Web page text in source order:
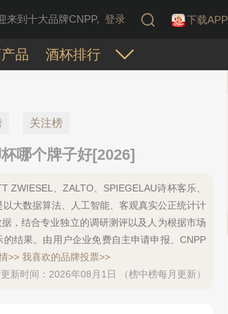
来到十大品牌CNPP, 登录 下载APP
品 酒杯排行
关注榜
哪个牌子好[2026]
ZWIESEL、ZALTO、SPIEGELAU诗杯客乐、
大数据算法、人工智能、客观真实公正统计计
，结合专业独立的调研测评以及人为根据市场
结果。由用户企业免费自主申请申报、CNPP
>> 我喜欢的品牌投票>>
新时间：2026年08月1日 （榜中榜每月更新）